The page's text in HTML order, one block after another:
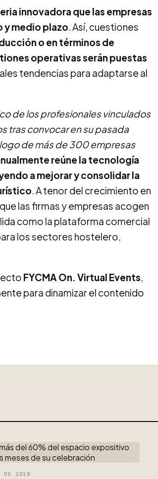
innovadora que las empresas
y medio plazo. Así, cuestiones
o en términos de
operativas serán puestas
tendencias para adaptarse al
de los profesionales vinculados
tras convocar en su pasada
de más de 300 empresas
reúne la tecnología
a mejorar y consolidar la
. A tenor del crecimiento en
las firmas y empresas acogen
como la plataforma comercial
los sectores hostelero,
FYCMA On. Virtual Events,
para dinamizar el contenido
DE 2018